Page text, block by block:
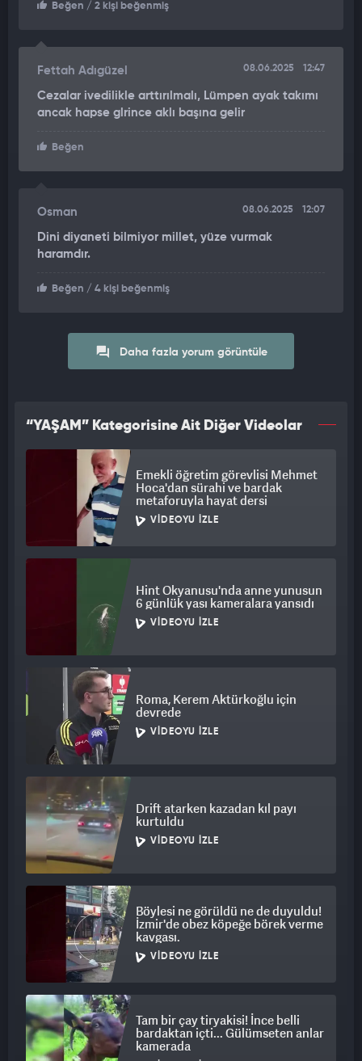
Beğen / 2 kişi beğenmiş
Fettah Adıgüzel 08.06.2025 12:47
Cezalar ivedilikle arttırılmalı, Lümpen ayak takımı
ancak hapse glrince aklı başına gelir
Beğen
Osman 08.06.2025 12:07
Dini diyaneti bilmiyor millet, yüze vurmak
haramdır.
Beğen / 4 kişi beğenmiş
Daha fazla yorum görüntüle
“YAŞAM” Kategorisine Ait Diğer Videolar
Emekli öğretim görevlisi Mehmet
Hoca'dan sürahi ve bardak
metaforuyla hayat dersi
VIDEOYU İZLE
Hint Okyanusu'nda anne yunusun
6 günlük yası kameralara yansıdı
VIDEOYU İZLE
Roma, Kerem Aktürkoğlu için
devrede
VIDEOYU İZLE
Drift atarken kazadan kıl payı
kurtuldu
VIDEOYU İZLE
Böylesi ne görüldü ne de duyuldu!
İzmir'de obez köpeğe börek verme
kavgası.
VIDEOYU İZLE
Tam bir çay tiryakisi! İnce belli
bardaktan içti... Gülümseten anlar
kamerada